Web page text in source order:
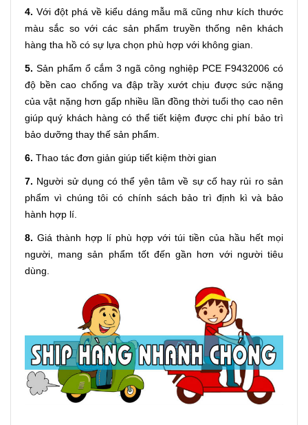
4. Với đột phá về kiểu dáng mẫu mã cũng như kích thước
màu sắc so với các sản phẩm truyền thống nên khách
hàng tha hồ có sự lựa chọn phù hợp với không gian.
5. Sản phẩm ổ cắm 3 ngã công nghiệp PCE F9432006 có
độ bền cao chống va đập trầy xướt chịu được sức nặng
của vật nặng hơn gấp nhiều lần đồng thời tuổi thọ cao nên
giúp quý khách hàng có thể tiết kiệm được chi phí bảo trì
bảo dưỡng thay thế sản phẩm.
6. Thao tác đơn giản giúp tiết kiệm thời gian
7. Người sử dụng có thể yên tâm về sự cố hay rủi ro sản
phẩm vì chúng tôi có chính sách bảo trì định kì và bảo
hành hợp lí.
8. Giá thành hợp lí phù hợp với túi tiền của hầu hết mọi
người, mang sản phẩm tốt đến gần hơn với người tiêu
dùng.